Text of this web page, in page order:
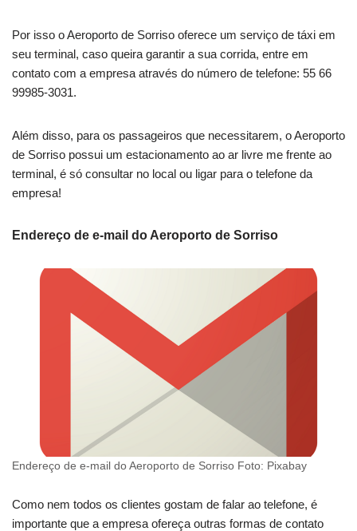
Por isso o Aeroporto de Sorriso oferece um serviço de táxi em
seu terminal, caso queira garantir a sua corrida, entre em
contato com a empresa através do número de telefone: 55 66
99985-3031.
Além disso, para os passageiros que necessitarem, o Aeroporto
de Sorriso possui um estacionamento ao ar livre me frente ao
terminal, é só consultar no local ou ligar para o telefone da
empresa!
Endereço de e-mail do Aeroporto de Sorriso
Endereço de e-mail do Aeroporto de Sorriso Foto: Pixabay
Como nem todos os clientes gostam de falar ao telefone, é
importante que a empresa ofereça outras formas de contato